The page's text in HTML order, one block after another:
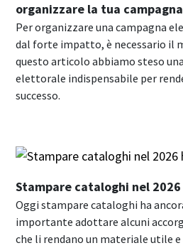
organizzare la tua campagna
Per organizzare una campagna
dal forte impatto, è necessario il
questo articolo abbiamo steso
elettorale indispensabile per
successo.
Stampare cataloghi nel 2026
Oggi stampare cataloghi ha
importante adottare alcuni
che li rendano un materiale utile